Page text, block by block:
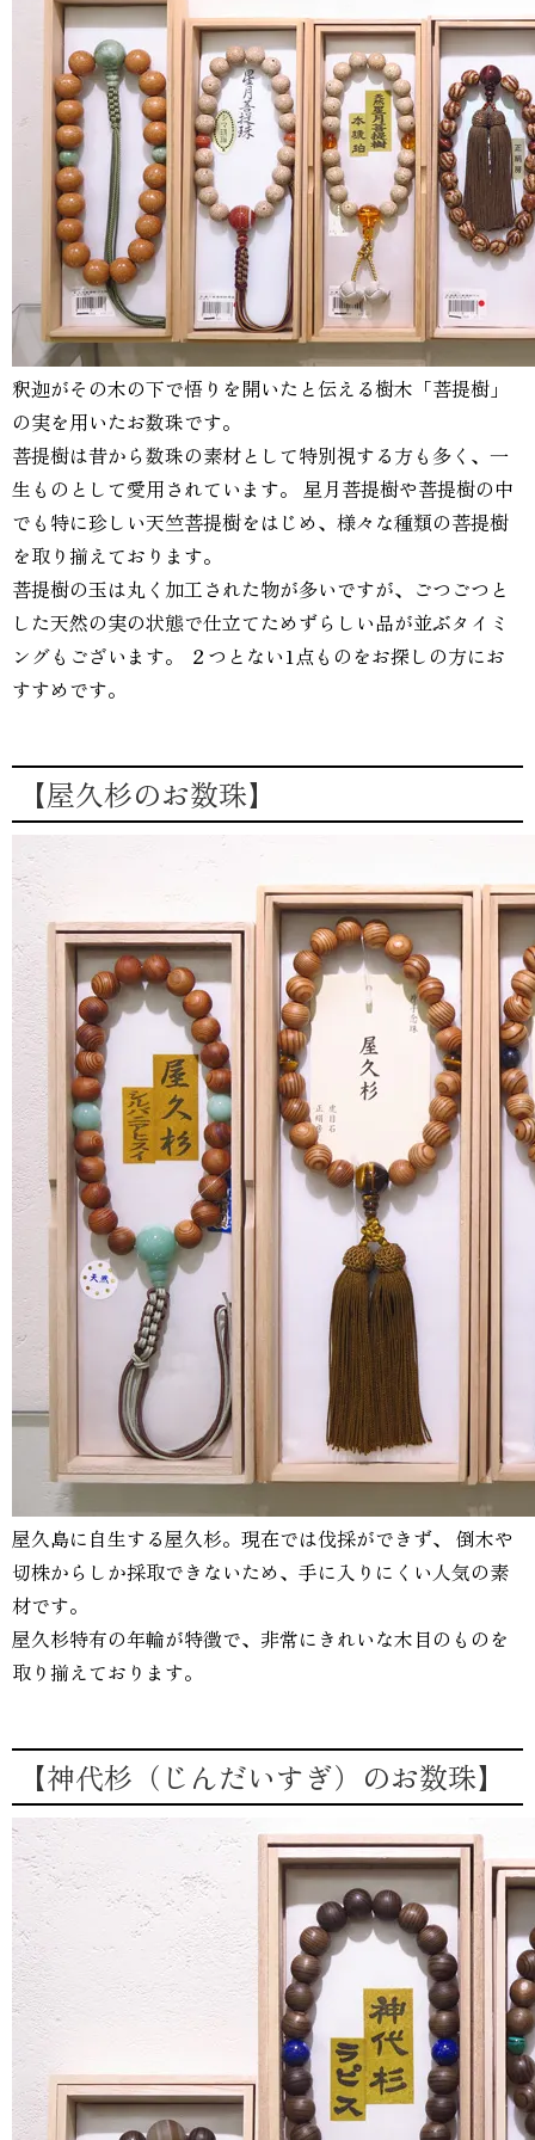
釈迦がその木の下で悟りを開いたと伝える樹木「菩提樹」
の実を用いたお数珠です。
菩提樹は昔から数珠の素材として特別視する方も多く、一
生ものとして愛用されています。 星月菩提樹や菩提樹の中
でも特に珍しい天竺菩提樹をはじめ、様々な種類の菩提樹
を取り揃えております。
菩提樹の玉は丸く加工された物が多いですが、ごつごつと
した天然の実の状態で仕立てためずらしい品が並ぶタイミ
ングもございます。 ２つとない1点ものをお探しの方にお
すすめです。
【屋久杉のお数珠】
屋久島に自生する屋久杉。現在では伐採ができず、 倒木や
切株からしか採取できないため、手に入りにくい人気の素
材です。
屋久杉特有の年輪が特徴で、非常にきれいな木目のものを
取り揃えております。
【神代杉（じんだいすぎ）のお数珠】